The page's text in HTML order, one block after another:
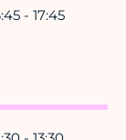
- 17:45